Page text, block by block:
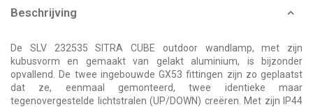
Beschrijving
De SLV 232535 SITRA CUBE outdoor wandlamp, met zijn
kubusvorm en gemaakt van gelakt aluminium, is bijzonder
opvallend. De twee ingebouwde GX53 fittingen zijn zo geplaatst
dat ze, eenmaal gemonteerd, twee identieke maar
tegenovergestelde lichtstralen (UP/DOWN) creëren. Met zijn IP44